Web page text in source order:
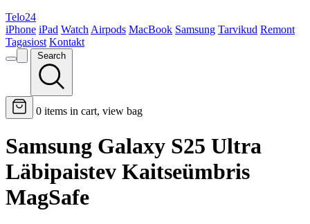
Telo24
iPhone iPad Watch Airpods MacBook Samsung Tarvikud Remont
Tagasiost Kontakt
Search
0 items in cart, view bag
Samsung Galaxy S25 Ultra
Läbipaistev Kaitseümbris
MagSafe